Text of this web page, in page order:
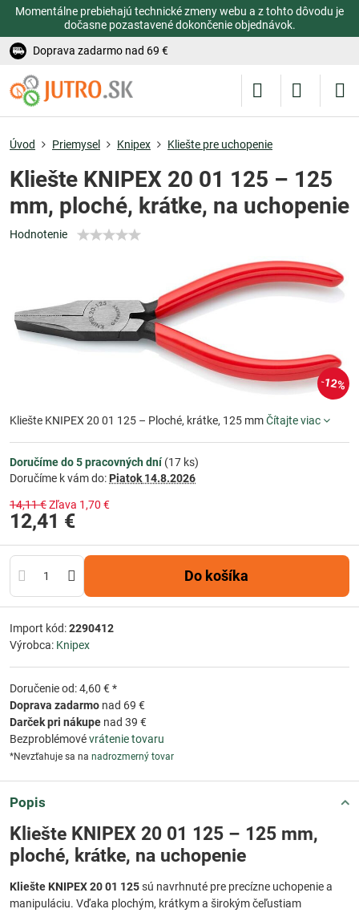
Momentálne prebiehajú technické zmeny webu a z tohto dôvodu je
dočasne pozastavené dokončenie objednávok.
Doprava zadarmo nad 69 €
12%
Úvod Priemysel Knipex Kliešte pre uchopenie
Kliešte KNIPEX 20 01 125 – 125
mm, ploché, krátke, na uchopenie
Hodnotenie
Kliešte KNIPEX 20 01 125 – Ploché, krátke, 125 mmČítajte viac
Doručíme do 5 pracovných dní(17 ks)
Doručíme k vám do: Piatok 14.8.2026
14,11 €Zľava 1,70 €
12,41 €
Do košíka
Import kód:2290412
Výrobca: Knipex
Doručenie od: 4,60 € *
Doprava zadarmo nad 69 €
Darček pri nákupe nad 39 €
Bezproblémovévrátenie tovaru
*Nevzťahuje sa na nadrozmerný tovar
Popis
Kliešte KNIPEX 20 01 125 – 125 mm,
ploché, krátke, na uchopenie
Kliešte KNIPEX 20 01 125sú navrhnuté pre precízne uchopenie a
manipuláciu. Vďaka plochým, krátkym a širokým čeľustiam